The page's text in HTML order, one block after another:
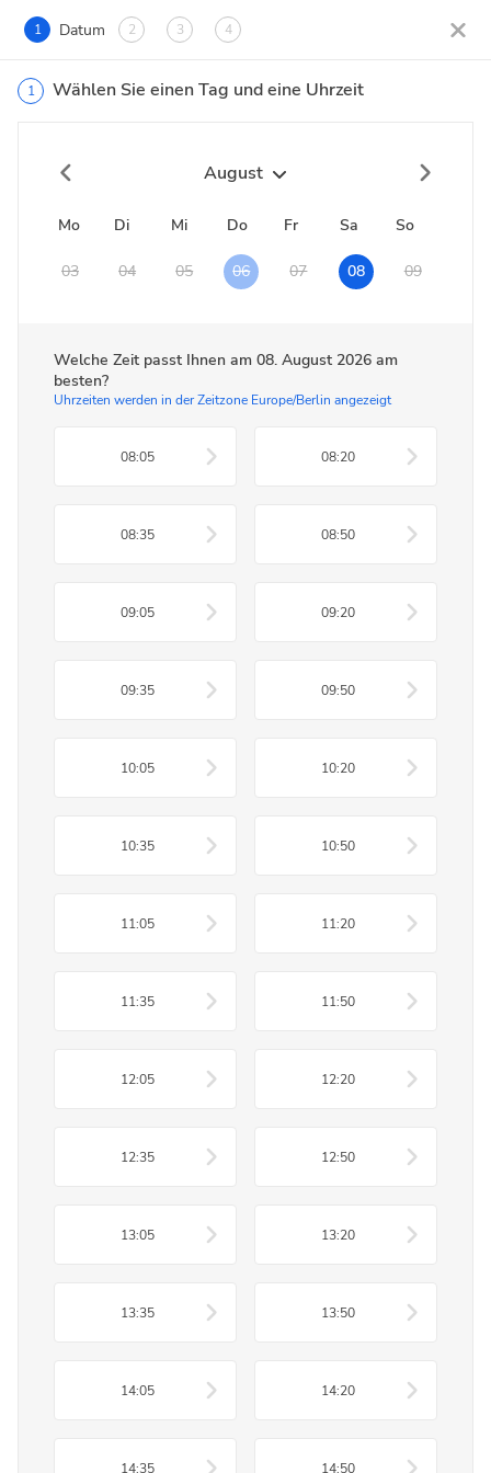
1 Datum 2 3 4
1 Wählen Sie einen Tag und eine Uhrzeit
August
Mo Di Mi Do Fr Sa So
03 04 05 06 07 08 09
Welche Zeit passt Ihnen am 08. August 2026 am
besten?
Uhrzeiten werden in der Zeitzone Europe/Berlin angezeigt
08:05 08:20
08:35 08:50
09:05 09:20
09:35 09:50
10:05 10:20
10:35 10:50
11:05 11:20
11:35 11:50
12:05 12:20
12:35 12:50
13:05 13:20
13:35 13:50
14:05 14:20
14:35 14:50